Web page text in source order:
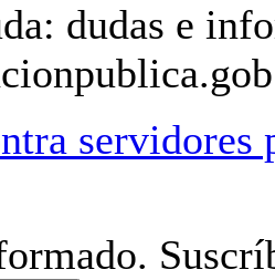
dudas e
servidores